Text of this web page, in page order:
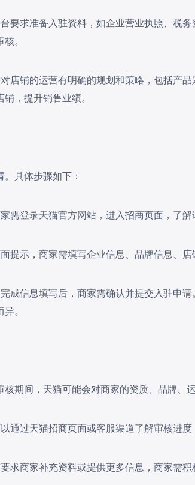
要求准备入驻资料，如企业营业执照、税
。
店铺的运营有明确的规划和策略，包括产
，提升销售业绩。
具体步骤如下：
需登录天猫官方网站，进入招商页面，了解
提示，商家需填写企业信息、品牌信息、店
成信息填写后，商家需确认并提交入驻申
。
期间，天猫可能会对商家的资质、品牌、
通过天猫招商页面或客服渠道了解审核进度
求商家补充资料或提供更多信息，商家需积